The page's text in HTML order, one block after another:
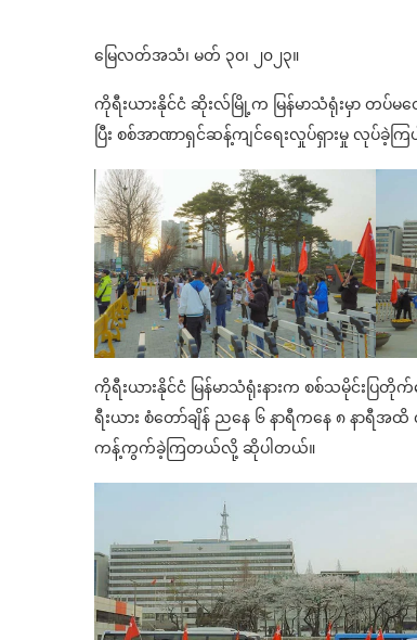
မြေလတ်အသံ၊ မတ် ၃၀၊ ၂၀၂၃။
ကိုရီးယားနိုင်ငံ ဆိုးလ်မြို့က မြန်မာသံရုံးမှာ တပ်မ
ပြီး စစ်အာဏာရှင်ဆန့်ကျင်ရေးလှုပ်ရှားမှု လုပ်ခဲ့က
ကိုရီးယားနိုင်ငံ မြန်မာသံရုံးနားက စစ်သမိုင်းပ
ရီးယား စံတော်ချိန် ညနေ ၆ နာရီကနေ ၈ နာရီ
ကန့်ကွက်ခဲ့ကြတယ်လို့ ဆိုပါတယ်။